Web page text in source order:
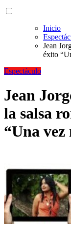
Inicio
Jean
éxito
Espectáculo
Jean
la salsa
“Una vez